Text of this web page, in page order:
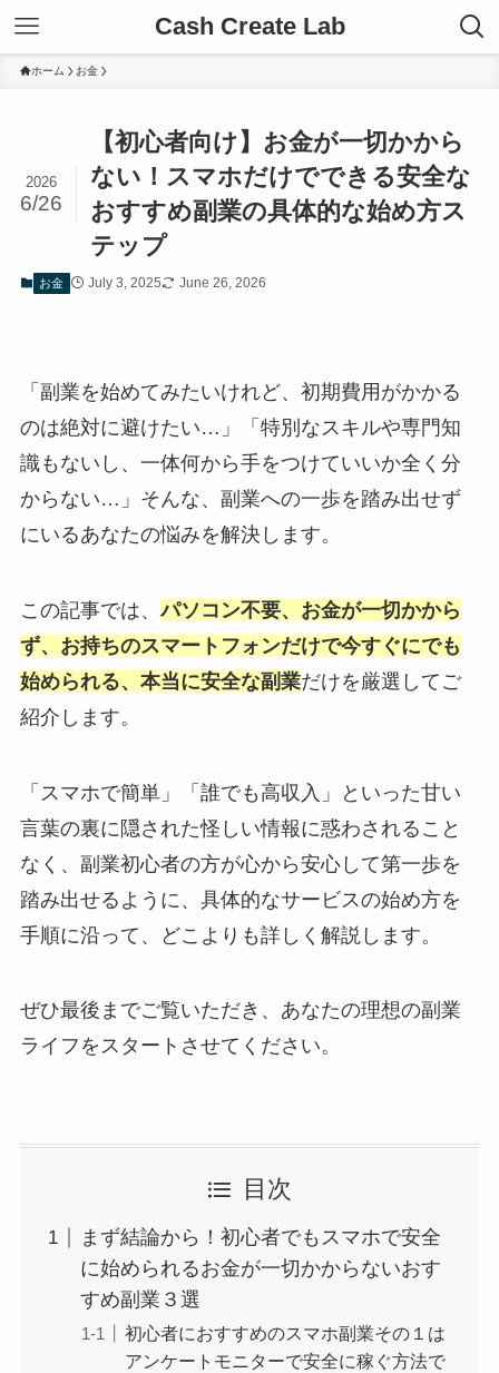
Cash Create Lab
ホーム お金
【初心者向け】お金が一切かから
ない！スマホだけでできる安全な
おすすめ副業の具体的な始め方ス
テップ
2026
6/26
お金 July 3, 2025 June 26, 2026
「副業を始めてみたいけれど、初期費用がかかる
のは絶対に避けたい…」「特別なスキルや専門知
識もないし、一体何から手をつけていいか全く分
からない…」そんな、副業への一歩を踏み出せず
にいるあなたの悩みを解決します。
この記事では、パソコン不要、お金が一切かから
ず、お持ちのスマートフォンだけで今すぐにでも
始められる、本当に安全な副業だけを厳選してご
紹介します。
「スマホで簡単」「誰でも高収入」といった甘い
言葉の裏に隠された怪しい情報に惑わされること
なく、副業初心者の方が心から安心して第一歩を
踏み出せるように、具体的なサービスの始め方を
手順に沿って、どこよりも詳しく解説します。
ぜひ最後までご覧いただき、あなたの理想の副業
ライフをスタートさせてください。
目次
まず結論から！初心者でもスマホで安全
に始められるお金が一切かからないおす
すめ副業３選
初心者におすすめのスマホ副業その１は
アンケートモニターで安全に稼ぐ方法で